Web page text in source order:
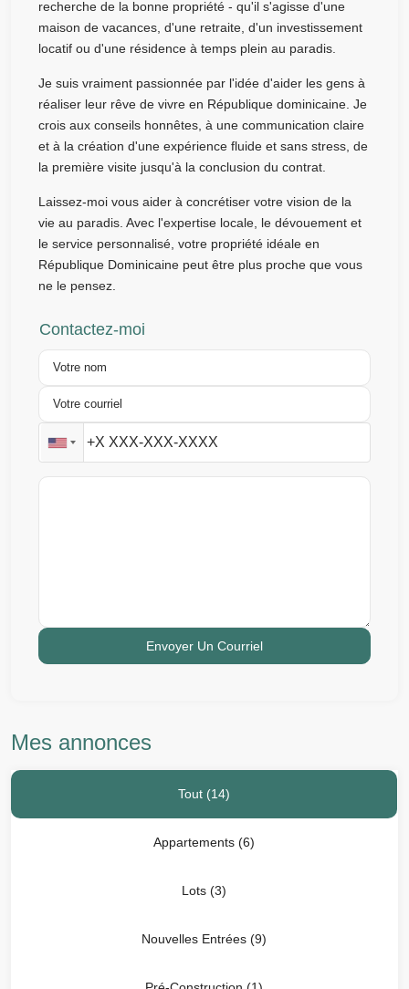
recherche de la bonne propriété - qu'il s'agisse d'une
maison de vacances, d'une retraite, d'un investissement
locatif ou d'une résidence à temps plein au paradis.
Je suis vraiment passionnée par l'idée d'aider les gens à
réaliser leur rêve de vivre en République dominicaine. Je
crois aux conseils honnêtes, à une communication claire
et à la création d'une expérience fluide et sans stress, de
la première visite jusqu'à la conclusion du contrat.
Laissez-moi vous aider à concrétiser votre vision de la
vie au paradis. Avec l'expertise locale, le dévouement et
le service personnalisé, votre propriété idéale en
République Dominicaine peut être plus proche que vous
ne le pensez.
Contactez-moi
Mes annonces
Tout (14)
Appartements (6)
Lots (3)
Nouvelles Entrées (9)